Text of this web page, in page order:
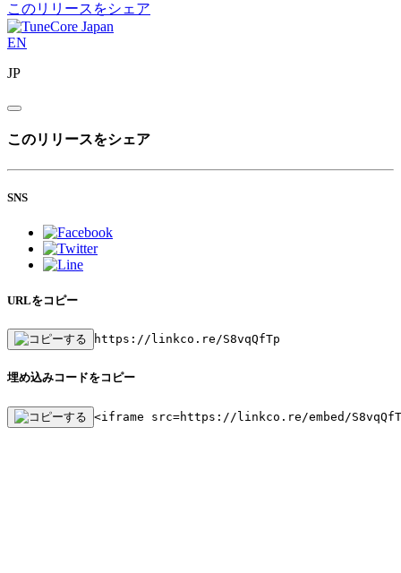
このリリースをシェア
EN
JP
このリリースをシェア
SNS
URLをコピー
https://linkco.re/S8vqQfTp
埋め込みコードをコピー
<iframe src=https://linkco.re/embed/